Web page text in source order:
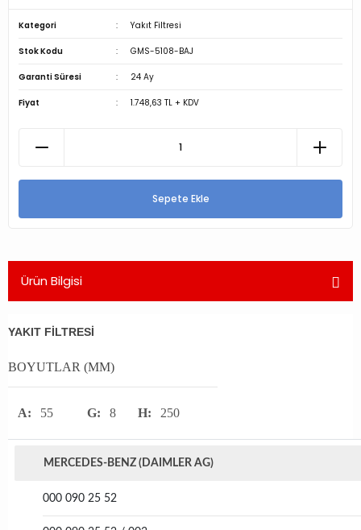
Kategori Yakıt Filtresi
Stok Kodu GMS-5108-BAJ
Garanti Süresi 24 Ay
Fiyat 1.748,63 TL + KDV
Sepete Ekle
Ürün Bilgisi
YAKIT FİLTRESİ
BOYUTLAR (MM)
A: 55 G: 8 H: 250
MERCEDES-BENZ (DAIMLER AG)
000 090 25 52